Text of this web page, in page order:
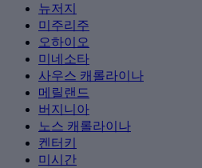
뉴저지
미주리주
오하이오
미네소타
사우스 캐롤라이나
메릴랜드
버지니아
노스 캐롤라이나
켄터키
미시간